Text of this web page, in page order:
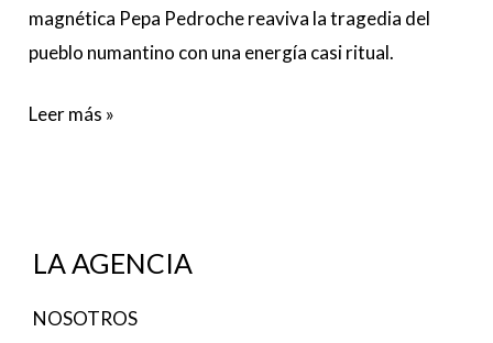
magnética Pepa Pedroche reaviva la tragedia del
pueblo numantino con una energía casi ritual.
Leer más »
LA AGENCIA
NOSOTROS